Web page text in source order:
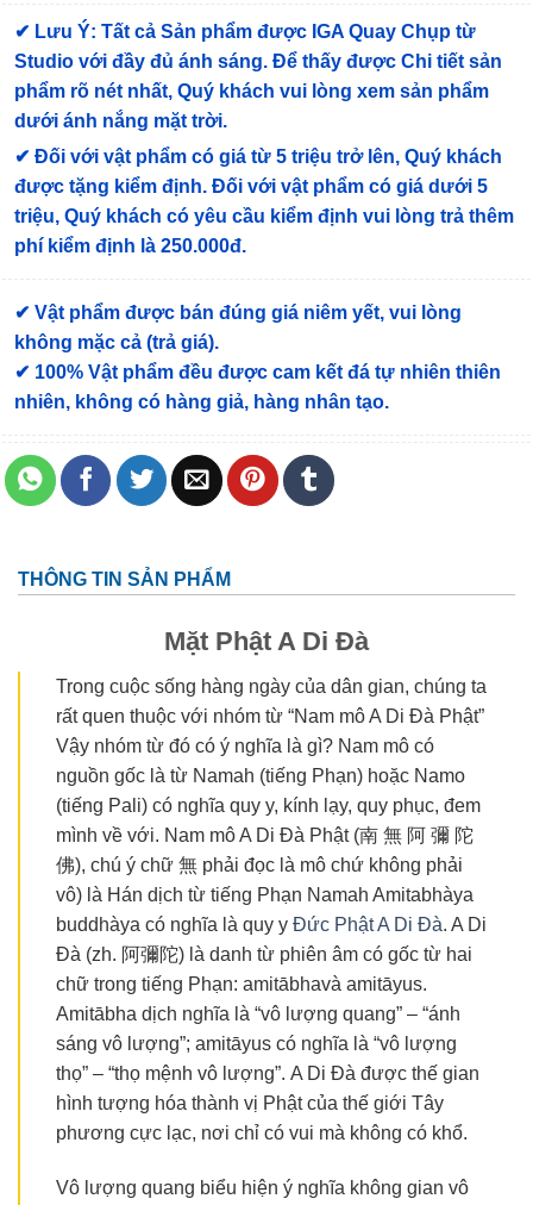
✔ Lưu Ý: Tất cả Sản phẩm được IGA Quay Chụp từ
Studio với đầy đủ ánh sáng. Để thấy được Chi tiết sản
phẩm rõ nét nhất, Quý khách vui lòng xem sản phẩm
dưới ánh nắng mặt trời.
✔ Đối với vật phẩm có giá từ 5 triệu trở lên, Quý khách
được tặng kiểm định. Đối với vật phẩm có giá dưới 5
triệu, Quý khách có yêu cầu kiểm định vui lòng trả thêm
phí kiểm định là 250.000đ.
✔ Vật phẩm được bán đúng giá niêm yết, vui lòng
không mặc cả (trả giá).
✔ 100% Vật phẩm đều được cam kết đá tự nhiên thiên
nhiên, không có hàng giả, hàng nhân tạo.
THÔNG TIN SẢN PHẨM
Mặt Phật A Di Đà
Trong cuộc sống hàng ngày của dân gian, chúng ta
rất quen thuộc với nhóm từ “Nam mô A Di Đà Phật”
Vậy nhóm từ đó có ý nghĩa là gì? Nam mô có
nguồn gốc là từ Namah (tiếng Phạn) hoặc Namo
(tiếng Pali) có nghĩa quy y, kính lạy, quy phục, đem
mình về với. Nam mô A Di Đà Phật (南 無 阿 彌 陀
佛), chú ý chữ 無 phải đọc là mô chứ không phải
vô) là Hán dịch từ tiếng Phạn Namah Amitabhàya
buddhàya có nghĩa là quy y Đức Phật A Di Đà. A Di
Đà (zh. 阿彌陀) là danh từ phiên âm có gốc từ hai
chữ trong tiếng Phạn: amitābhavà amitāyus.
Amitābha dịch nghĩa là “vô lượng quang” – “ánh
sáng vô lượng”; amitāyus có nghĩa là “vô lượng
thọ” – “thọ mệnh vô lượng”. A Di Đà được thế gian
hình tượng hóa thành vị Phật của thế giới Tây
phương cực lạc, nơi chỉ có vui mà không có khổ.
Vô lượng quang biểu hiện ý nghĩa không gian vô